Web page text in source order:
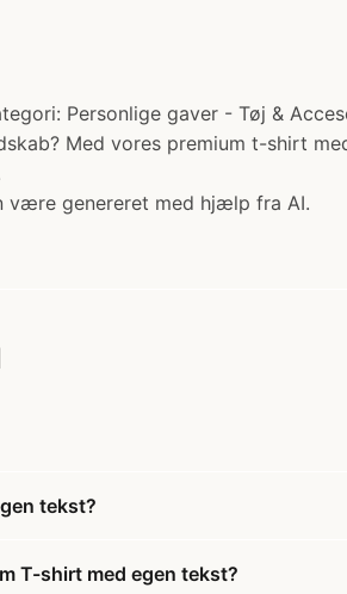
Personlige gaver - Tøj &
Med vores premium t-shirt
være genereret med hjælp fra AI.
tekst?
T-shirt med egen tekst?